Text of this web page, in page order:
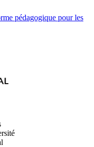
pédagogique pour les